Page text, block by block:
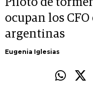
Piloto de
ocupan los
argentinas
Eugenia Iglesias